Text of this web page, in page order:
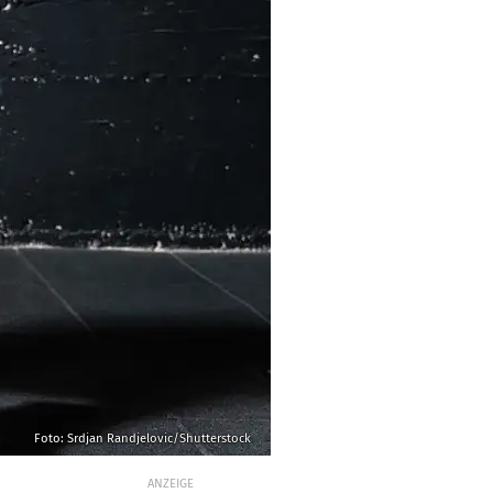
Foto: Srdjan Randjelovic/Shutterstock
ANZEIGE